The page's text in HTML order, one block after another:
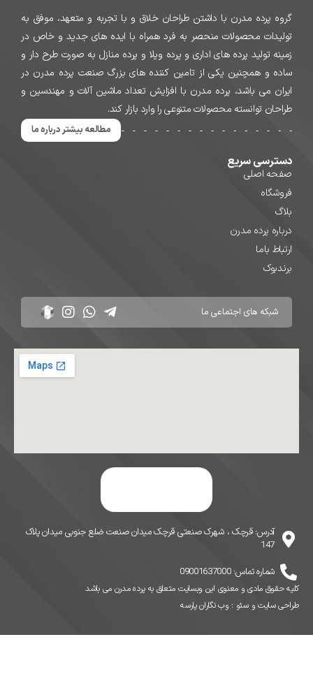
گروه پرده مدرن با داشتن طراحان خلاق و با تجربه و متعهد، موفق به
تولیدات محصولات منحصر به فرد همراه با ایده های جدید و خاص در
زمینه تولید پرده های اداری و پرده ویلا و پرده منازل به صورت طرح دار و
ساده و همچنین یکی از تامین کننده های بزرگ صنعت پرده مدرن در
ایران می باشد، پرده مدرن با افزایش تعداد ماشین آلات و مهندسین و
طراحان توانسته محصولات متنوعی را وارد بازار کند.
مطالعه بیشتر درباره ما
دسترسی سریع
صفحه اصلی
فروشگاه
بلاگ
درباره پرده مدرن
ارتباط باما
برندبوک
آدرس: قرچک ، شهرک صنعتی قرچک میدان صنعت ضلع جنوبی میدان پلاک
147
شماره تماس: 09001637000
کلیه حقوق مادی و معنوی این وبسایت متعلق به پرده مدرن می باشد
طراحی سایتوسئو :وب نگاران پارسه